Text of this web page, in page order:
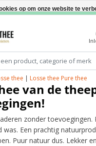
thee | Losse thee Pure thee
van de
zonder toevoegingen.
was. Een prachtig
Puur natuur dus. Lekker
op om onze website te
Meer over cookies »